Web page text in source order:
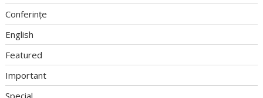
Conferințe
English
Featured
Important
Special